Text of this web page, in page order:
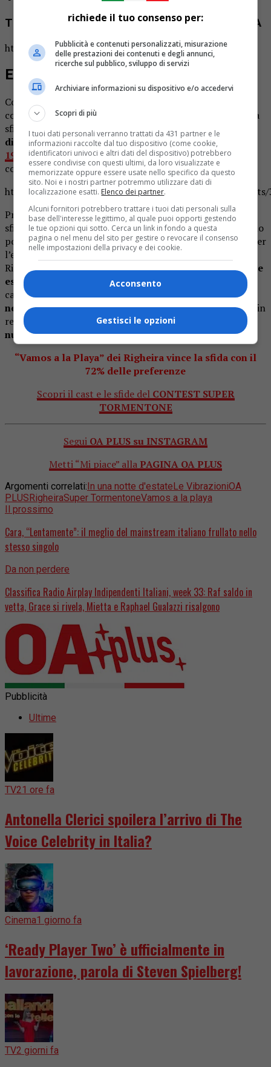
THE WINNER IS… RIGHEIRA – VAMOS A LA PLAYA
https://www.youtube.com/watch?v=8jhzTM0FnMs
ESITO
Con L’72
condiviso sullapagina Facebook di
, vince la prima
sfida dei sedicesimi di finale del nuovocontest musicale
di
OA Plus,SUPER TORMENTONE – Summer Hits
1980/2019,“Vamos a la playa”dei Righeira che accede,
così, agli ottavi.
https://www.facebook.com/OAPlusMusicaSpettacolo/
Proseguono inarrestabili iRigheirache, anche in questa
sfida, sconfiggono una canzone molto più recente. Il brano
pop, della primavera del1983, è prodotto dai La Bionda per
l’etichetta CGD ed è scritto da Stefano Righi, uno dei
Righeira, Johnson. Fu ilprimo vero e proprio tormentone
estivo
, data la ridondanza del titolo nel ritornello della
canzone, portando addirittura allaconiazione del
neologismo “tormentone“. Un testo che appare frivolo, in
realtà va a legarsi in maniera indissolubile alla
paura del
nucleare, che in quegli anni era crescente.
“Vamos a la Playa” dei Righeira vince la sfida con il
72% delle preferenze
Scopri il cast e le sfide del CONTEST SUPER
TORMENTONE
Segui OA PLUS su INSTAGRAM
Metti “Mi piace” alla PAGINA OA PLUS
Argomenti correlati: In una notte d'estate Le VibrazioniOA
PLUS RigheiraSuper TormentoneVamos a la playa
Il prossimo
Cara, “Lentamente”: il meglio del mainstream italiano frullato nello
stesso singolo
Da non perdere
Classifica Radio Airplay Indipendenti Italiani, week 33: Raf saldo in
vetta, Grace si rivela, Mietta e Raphael Gualazzi risalgono
Pubblicità
Ultime
TV21 ore fa
Antonella Clerici spoilera l’arrivo di The
Voice Celebrity in Italia?
Cinema1 giorno fa
‘Ready Player Two’ è ufficialmente in
lavorazione, parola di Steven Spielberg!
TV2 giorni fa
richiede il tuo consenso per:
Pubblicità e contenuti personalizzati, misurazione
delle prestazioni dei contenuti e degli annunci,
ricerche sul pubblico, sviluppo di servizi
Archiviare informazioni su dispositivo e/o accedervi
Scopri di più
I tuoi dati personali verranno trattati da 431 partner e le
informazioni raccolte dal tuo dispositivo (come cookie,
identificatori univoci e altri dati del dispositivo) potrebbero
essere condivise con questi ultimi, da loro visualizzate e
memorizzate oppure essere usate nello specifico da questo
sito. Noi e i nostri partner potremmo utilizzare dati di
localizzazione esatti. Elenco dei partner.
Alcuni fornitori potrebbero trattare i tuoi dati personali sulla
base dell'interesse legittimo, al quale puoi opporti gestendo
le tue opzioni qui sotto. Cerca un link in fondo a questa
pagina o nel menu del sito per gestire o revocare il consenso
nelle impostazioni della privacy e dei cookie.
Acconsento
Gestisci le opzioni